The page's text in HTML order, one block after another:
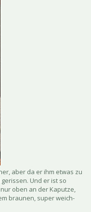
aber da er ihm etwas zu
Und er ist so
oben an der Kaputze,
braunen, super weich-